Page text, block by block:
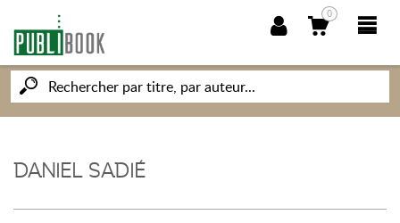
0
NOUVEAUTÉS
SOCIÉTÉ DES ÉCRIVAINS
DANIEL SADIÉ